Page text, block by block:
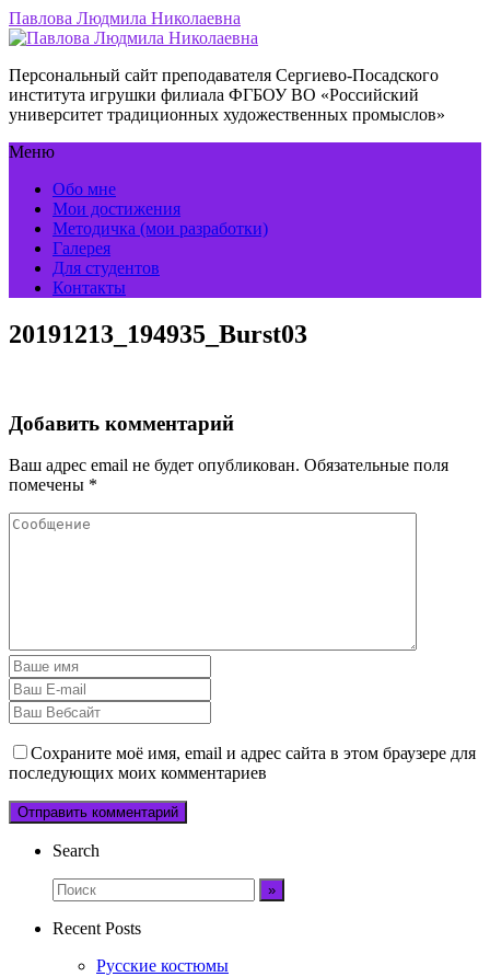
Павлова Людмила Николаевна
Персональный сайт преподавателя Сергиево-Посадского
института игрушки филиала ФГБОУ ВО «Российский
университет традиционных художественных промыслов»
Меню
Обо мне
Мои достижения
Методичка (мои разработки)
Галерея
Для студентов
Контакты
20191213_194935_Burst03
Добавить комментарий
Ваш адрес email не будет опубликован. Обязательные поля
помечены *
Сохраните моё имя, email и адрес сайта в этом браузере для
последующих моих комментариев
Search
Recent Posts
Русские костюмы